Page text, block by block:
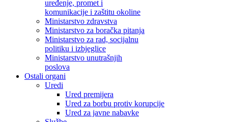
uređenje, promet i
komunikacije i zaštitu okoline
Ministarstvo zdravstva
Ministarstvo za boračka pitanja
Ministarstvo za rad, socijalnu
politiku i izbjeglice
Ministarstvo unutrašnjih
poslova
Ostali organi
Uredi
Ured premijera
Ured za borbu protiv korupcije
Ured za javne nabavke